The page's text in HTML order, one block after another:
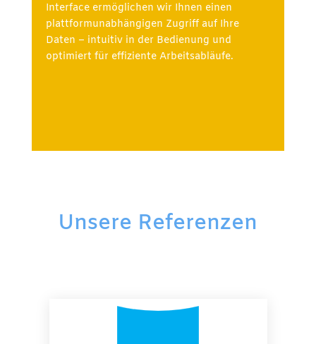
Interface ermöglichen wir Ihnen einen
plattformunabhängigen Zugriff auf Ihre
Daten – intuitiv in der Bedienung und
optimiert für effiziente Arbeitsabläufe.
Unsere Referenzen